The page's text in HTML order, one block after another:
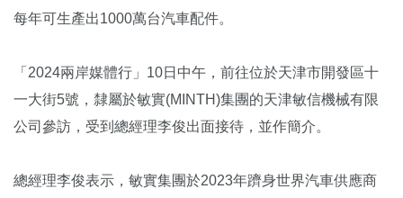
每年可生產出1000萬台汽車配件。
「2024兩岸媒體行」10日中午，前往位於天津市開發區十
一大街5號，隸屬於敏實(MINTH)集團的天津敏信機械有限
公司參訪，受到總經理李俊出面接待，並作簡介。
總經理李俊表示，敏實集團於2023年躋身世界汽車供應商